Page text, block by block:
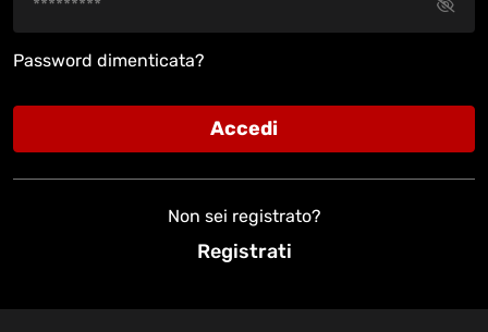
Password dimenticata?
Accedi
Non sei registrato?
Registrati